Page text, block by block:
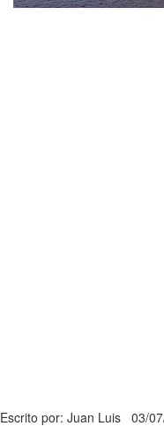
Escrito por: Juan Luis 03/